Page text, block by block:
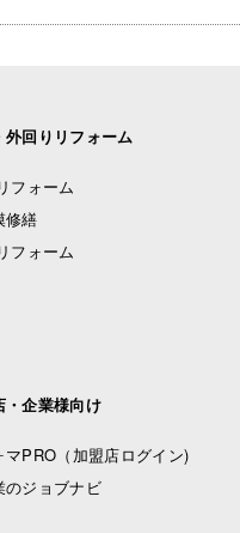
外回りリフォーム
フォーム
修繕
フォーム
・企業様向け
マPRO （加盟店ログイン)
のジョブナビ